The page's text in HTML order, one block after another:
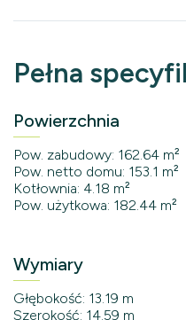
Pełna
Powierzchnia
Pow. zabudowy: 162.64 m²
Pow. netto domu: 153.1 m²
Kotłownia: 4.18 m²
Pow. użytkowa: 182.44 m²
Wymiary
Głębokość: 13.19 m
Szerokość: 14.59 m